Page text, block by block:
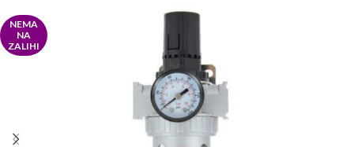
NEMA
NA
ZALIHI